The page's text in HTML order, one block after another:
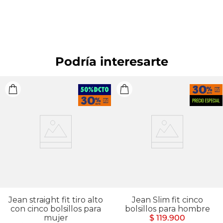
OTROS: Lavar por el revés.
OTROS: No planchar los accesorios.
Podría interesarte
Jean straight fit tiro alto
con cinco bolsillos para
mujer
Jean Slim fit cinco
bolsillos para hombre
$ 119.900